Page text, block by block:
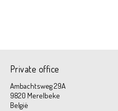
Private office
Ambachtsweg 29A
9820 Merelbeke
België